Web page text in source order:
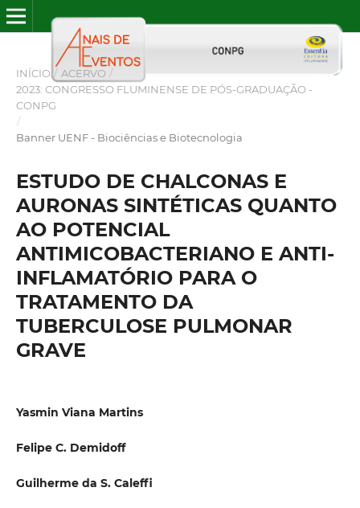
INÍCIO / ACERVO /
2023: CONGRESSO FLUMINENSE DE PÓS-GRADUAÇÃO -
CONPG
/
Banner UENF - Biociências e Biotecnologia
ESTUDO DE CHALCONAS E
AURONAS SINTÉTICAS QUANTO
AO POTENCIAL
ANTIMICOBACTERIANO E ANTI-
INFLAMATÓRIO PARA O
TRATAMENTO DA
TUBERCULOSE PULMONAR
GRAVE
Yasmin Viana Martins
Felipe C. Demidoff
Guilherme da S. Caleffi